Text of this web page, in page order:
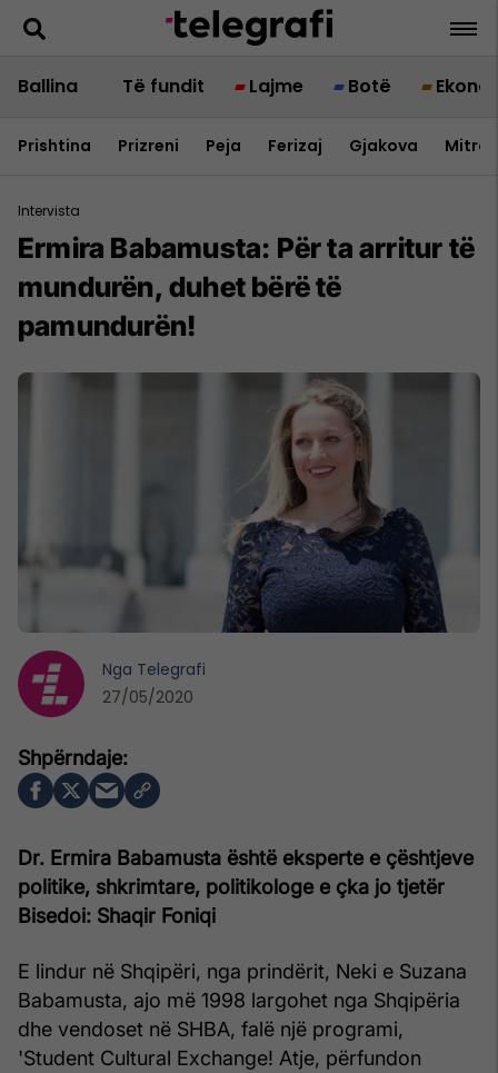
Ballina Të fundit Lajme Botë
Prishtina Prizreni Peja Ferizaj Gjakova
Intervista
Ermira Babamusta: Për ta arritur të
mundurën, duhet bërë të
pamundurën!
Dr. Ermira Babamusta është eksperte e çështjeve
politike, shkrimtare, politikologe e çka jo tjetër
Bisedoi: Shaqir Foniqi
E lindur në Shqipëri, nga prindërit, Neki e Suzana
Babamusta, ajo më 1998 largohet nga Shqipëria
dhe vendoset në SHBA, falë një programi,
'Student Cultural Exchange! Atje, përfundon
Nga Telegrafi
27/05/2020